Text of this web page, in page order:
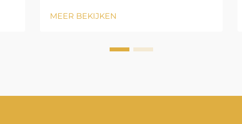
dieseldesegenerator is een van de
energieoplossingen in moderne
MEER BEKIJKEN